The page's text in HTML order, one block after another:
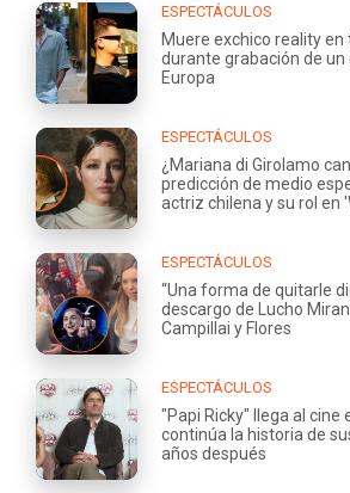
ESPECTÁCULOS
Muere exchico reality
durante grabación de un
Europa
ESPECTÁCULOS
¿Mariana di Girolamo
predicción de medio
actriz chilena y su rol en
ESPECTÁCULOS
“Una forma de quitarle
descargo de Lucho
Campillai y Flores
ESPECTÁCULOS
"Papi Ricky" llega al cine
continúa la historia de
años después